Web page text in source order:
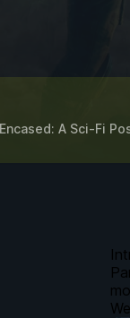
Encased: A Sci-Fi